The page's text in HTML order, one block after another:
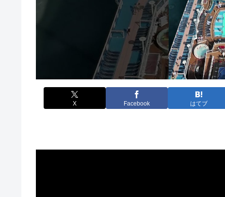
X Facebook はてブ